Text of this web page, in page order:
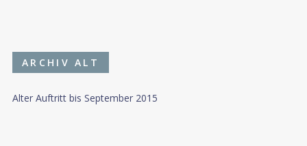
ARCHIV ALT
Alter Auftritt bis September 2015